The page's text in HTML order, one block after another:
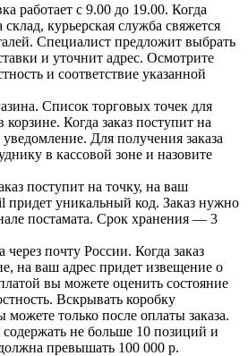
работает с 9.00 до 19.00. Когда
курьерская служба свяжется
Специалист предложит выбрать
и уточнит адрес. Осмотрите
и соответствие указанной
Список торговых точек для
Когда заказ поступит на
Для получения заказа
в кассовой зоне и назовите
поступит на точку, на ваш
придет уникальный код. Заказ нужно
постамата. Срок хранения — 3
через почту России. Когда заказ
на ваш адрес придет извещение о
вы можете оценить состояние
Вскрывать коробку
можете только после оплаты заказа.
не больше 10 позиций и
превышать 100 000 р.